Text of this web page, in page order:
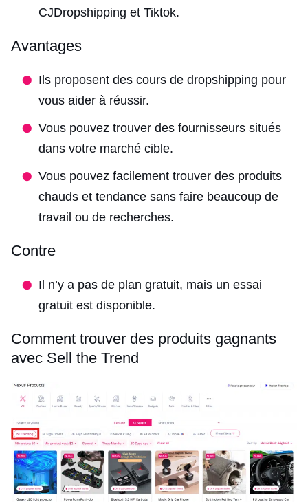
CJDropshipping et Tiktok.
Avantages
Ils proposent des cours de dropshipping pour
vous aider à réussir.
Vous pouvez trouver des fournisseurs situés
dans votre marché cible.
Vous pouvez facilement trouver des produits
chauds et tendance sans faire beaucoup de
travail ou de recherches.
Contre
Il n’y a pas de plan gratuit, mais un essai
gratuit est disponible.
Comment trouver des produits gagnants
avec Sell the Trend